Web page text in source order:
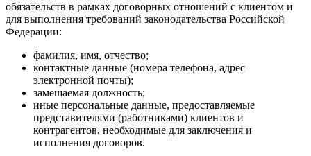
обязательств в рамках договорных отношений с клиентом и
для выполнения требований законодательства Российской
Федерации:
фамилия, имя, отчество;
контактные данные (номера телефона, адрес
электронной почты);
замещаемая должность;
иные персональные данные, предоставляемые
представителями (работниками) клиентов и
контрагентов, необходимые для заключения и
исполнения договоров.